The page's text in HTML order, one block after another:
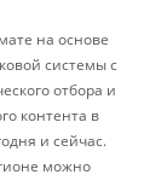
на основе
системы с
отбора и
контента в
и сейчас.
можно